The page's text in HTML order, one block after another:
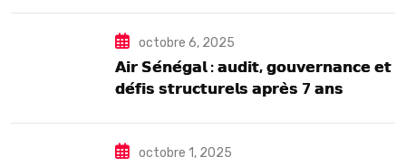
octobre 6, 2025
𝗔𝗶𝗿 𝗦𝗲́𝗻𝗲́𝗴𝗮𝗹 : 𝗮𝘂𝗱𝗶𝘁, 𝗴𝗼𝘂𝘃𝗲𝗿𝗻𝗮𝗻𝗰𝗲 𝗲𝘁
𝗱𝗲́𝗳𝗶𝘀 𝘀𝘁𝗿𝘂𝗰𝘁𝘂𝗿𝗲𝗹𝘀 𝗮𝗽𝗿𝗲̀𝘀 7 𝗮𝗻𝘀
octobre 1, 2025